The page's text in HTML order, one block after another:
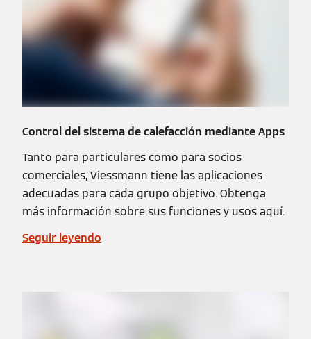
Control del sistema de calefacción mediante Apps
Tanto para particulares como para socios
comerciales, Viessmann tiene las aplicaciones
adecuadas para cada grupo objetivo. Obtenga
más información sobre sus funciones y usos aquí.
Seguir leyendo